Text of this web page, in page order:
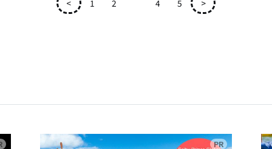
< 1 2 4 5 >
広告